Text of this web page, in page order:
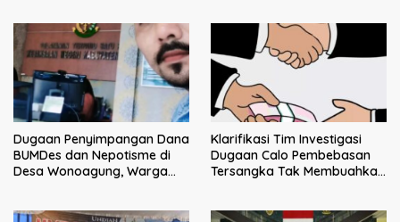
Dugaan Penyimpangan Dana
BUMDes dan Nepotisme di
Desa Wonoagung, Warga
Klarifikasi Tim Investigasi
Dugaan Calo Pembebasan
Tersangka Tak Membuahkan